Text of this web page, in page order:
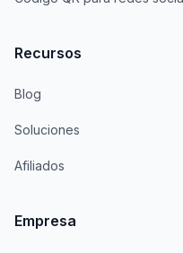
Recursos
Blog
Soluciones
Afiliados
Empresa